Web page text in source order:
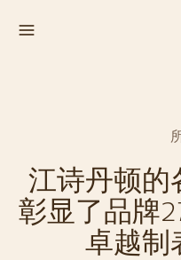
江诗丹顿的
彰显了品牌
卓越制